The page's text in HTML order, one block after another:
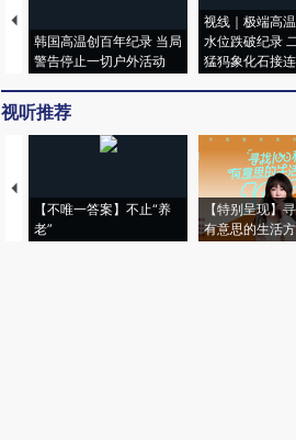
韩国高温创百年纪录 当局
警告停止一切户外活动
视线｜极端高
水位跌破纪录
猛犸象化石接
视听推荐
【不唯一答案】不止“养
老”
【特别呈现】
有意思的生活